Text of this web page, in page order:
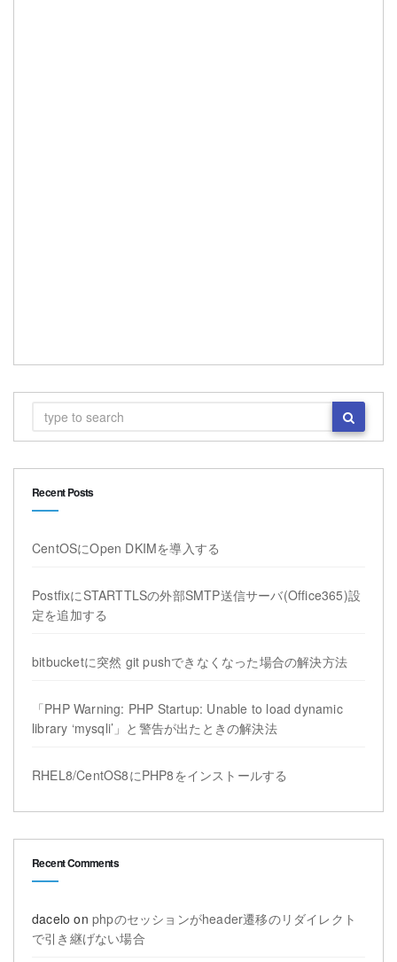
Recent Posts
CentOSにOpen DKIMを導入する
PostfixにSTARTTLSの外部SMTP送信サーバ(Office365)設
定を追加する
bitbucketに突然 git pushできなくなった場合の解決方法
「PHP Warning: PHP Startup: Unable to load dynamic
library ‘mysqli’」と警告が出たときの解決法
RHEL8/CentOS8にPHP8をインストールする
Recent Comments
dacelo onphpのセッションがheader遷移のリダイレクト
で引き継げない場合